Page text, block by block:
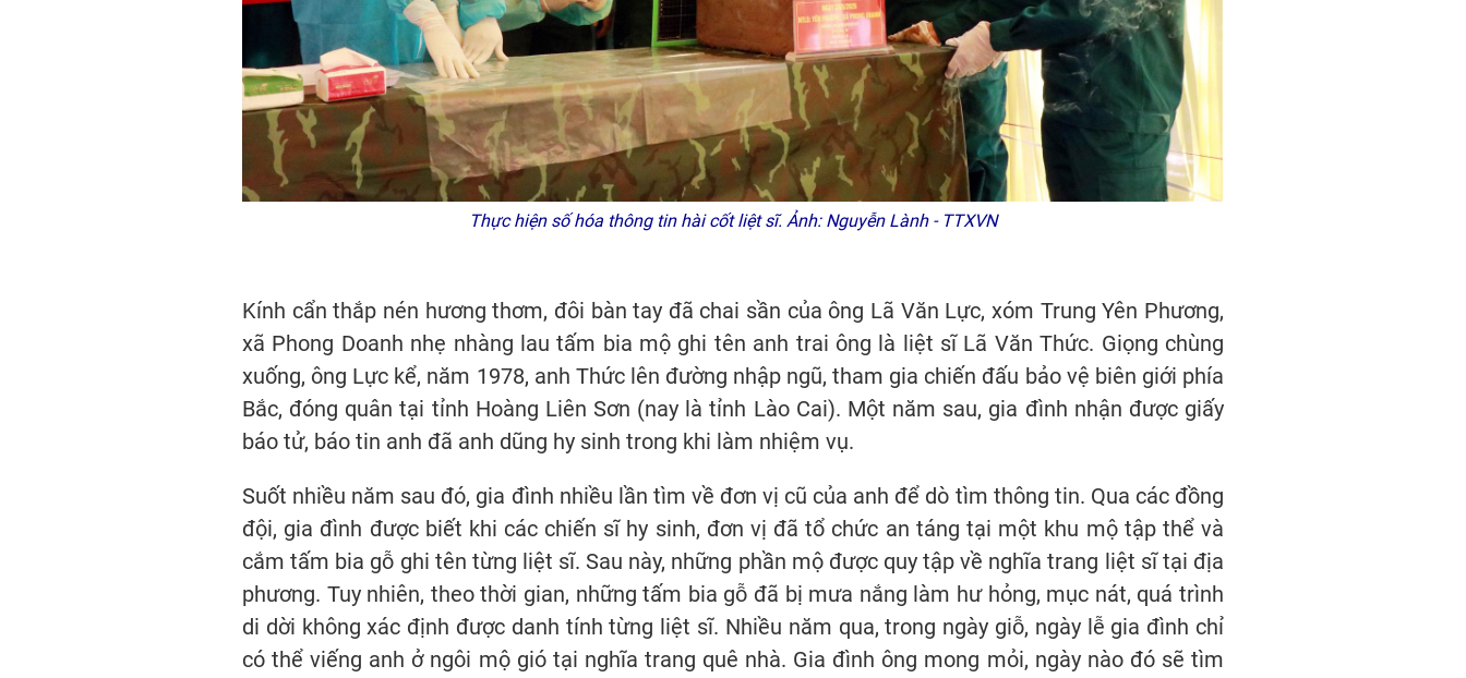
Thực hiện số hóa thông tin hài cốt liệt sĩ. Ảnh: Nguyễn Lành - TTXVN
Kính cẩn thắp nén hương thơm, đôi bàn tay đã chai sần của ông Lã Văn Lực, xóm Trung Yên Phương,
xã Phong Doanh nhẹ nhàng lau tấm bia mộ ghi tên anh trai ông là liệt sĩ Lã Văn Thức. Giọng chùng
xuống, ông Lực kể, năm 1978, anh Thức lên đường nhập ngũ, tham gia chiến đấu bảo vệ biên giới phía
Bắc, đóng quân tại tỉnh Hoàng Liên Sơn (nay là tỉnh Lào Cai). Một năm sau, gia đình nhận được giấy
báo tử, báo tin anh đã anh dũng hy sinh trong khi làm nhiệm vụ.
Suốt nhiều năm sau đó, gia đình nhiều lần tìm về đơn vị cũ của anh để dò tìm thông tin. Qua các đồng
đội, gia đình được biết khi các chiến sĩ hy sinh, đơn vị đã tổ chức an táng tại một khu mộ tập thể và
cắm tấm bia gỗ ghi tên từng liệt sĩ. Sau này, những phần mộ được quy tập về nghĩa trang liệt sĩ tại địa
phương. Tuy nhiên, theo thời gian, những tấm bia gỗ đã bị mưa nắng làm hư hỏng, mục nát, quá trình
di dời không xác định được danh tính từng liệt sĩ. Nhiều năm qua, trong ngày giỗ, ngày lễ gia đình chỉ
có thể viếng anh ở ngôi mộ gió tại nghĩa trang quê nhà. Gia đình ông mong mỏi, ngày nào đó sẽ tìm